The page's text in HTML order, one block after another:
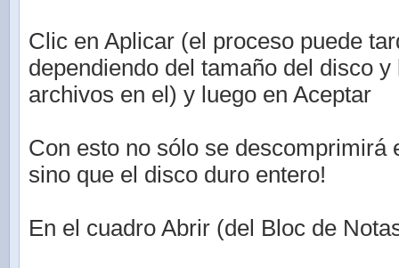
Clic en Aplicar (el proceso puede
dependiendo del tamaño del disco y
archivos en el) y luego en Aceptar
Con esto no sólo se descomprimirá
sino que el disco duro entero!
En el cuadro Abrir (del Bloc de